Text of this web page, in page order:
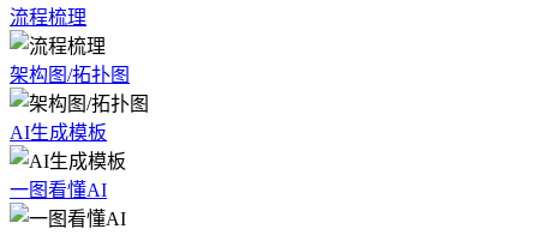
流程梳理
架构图/拓扑图
AI生成模板
一图看懂AI